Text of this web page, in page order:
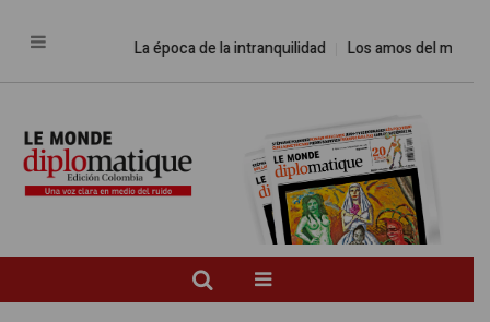
La época de la intranquilidad Los amos del mundo